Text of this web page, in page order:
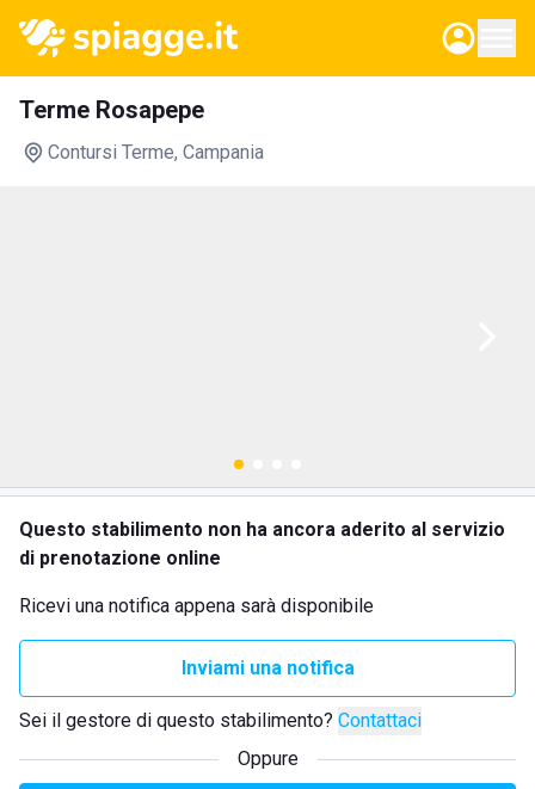
Terme Rosapepe
Contursi Terme, Campania
Questo stabilimento non ha ancora aderito al servizio
di prenotazione online
Ricevi una notifica appena sarà disponibile
Inviami una notifica
Sei il gestore di questo stabilimento? Contattaci
Oppure